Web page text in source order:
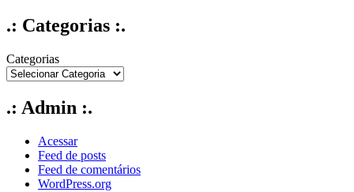
.: Categorias :.
Categorias
.: Admin :.
Acessar
Feed de posts
Feed de comentários
WordPress.org